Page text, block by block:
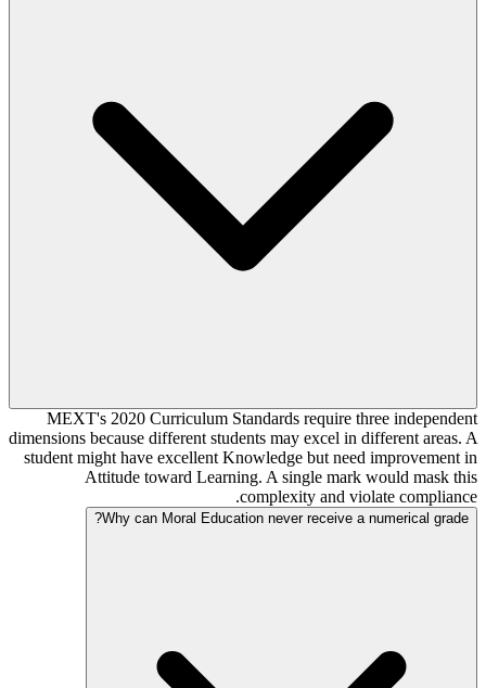
MEXT's 2020 Curriculum Standards require three independent
dimensions because different students may excel in different areas. A
student might have excellent Knowledge but need improvement in
Attitude toward Learning. A single mark would mask this
complexity and violate compliance.
Why can Moral Education never receive a numerical grade?